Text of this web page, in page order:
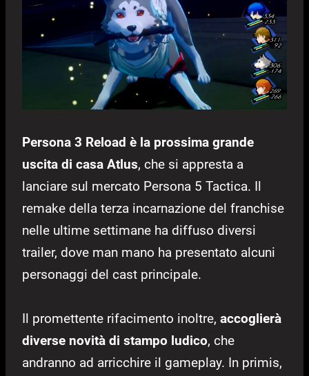
Persona 3 Reload è la prossima grande
uscita di casa Atlus, che si appresta a
lanciare sul mercato Persona 5 Tactica. Il
remake della terza incarnazione del franchise
nelle ultime settimane ha diffuso diversi
trailer, dove man mano ha presentato alcuni
personaggi del cast principale.
Il promettente rifacimento inoltre, accoglierà
diverse novità di stampo ludico, che
andranno ad arricchire il gameplay. In primis,